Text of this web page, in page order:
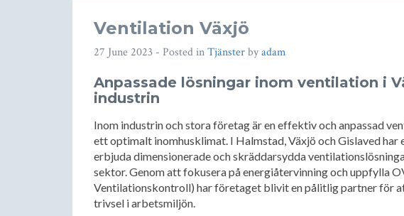
Ventilation Växjö
27 June 2023 - Posted inTjänsterbyadam
Anpassade lösningar inom ventilation i
industrin
Inom industrin och stora företag är en effektiv och anpassad
ett optimalt inomhusklimat. I Halmstad, Växjö och Gislaved
erbjuda dimensionerade och skräddarsydda
sektor. Genom att fokusera på energiåtervinning och uppfylla
Ventilationskontroll) har företaget blivit en pålitlig partner för
trivsel i arbetsmiljön.